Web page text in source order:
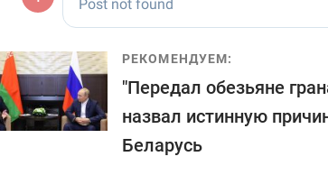
РЕКОМЕНДУЕМ:
"Передал обезьяне
назвал истинную
Беларусь